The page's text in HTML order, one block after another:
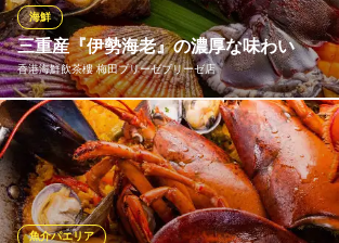
ながらも奥深い滋味を、熟練の板前が引き出
西梅田 禅園・個室和食
季節の懐石で個室接待
ＪＲ大阪駅桜橋口 徒歩10分
大阪府大阪市北区梅田2-5-25 ハービスPLAZA B2
三重産『伊勢海老』の濃厚な味わい
香港海鮮飲茶樓 梅田ブリーゼブリーゼ店
海鮮
漁業組会加盟店ならではの新鮮魚介を使用。中
るのが三重県ブランドの『伊勢海老』。上質
きるのは、当店系列の伊勢志摩『一楽温泉ホ
組会に加盟しているため。濃厚な旨みとトロ
別な伊勢海老の味わいをぜひご堪能ください。
魚介パエリア